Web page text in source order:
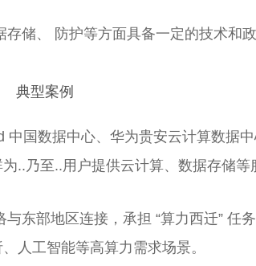
储、 防护等方面具备一定的技术和
典型案例
中国数据中心、华为贵安云计算数据
..乃至..用户提供云计算、数据存储等
与东部地区连接，承担 “算力西迁” 任
人工智能等高算力需求场景。